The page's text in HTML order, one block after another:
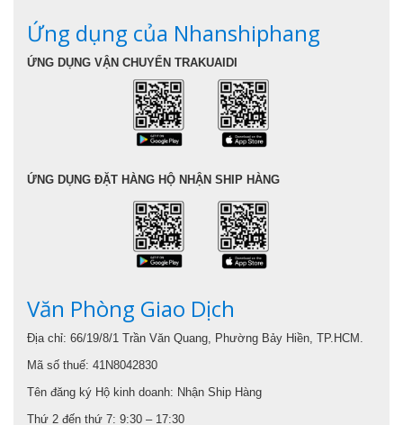
Ứng dụng của Nhanshiphang
ỨNG DỤNG VẬN CHUYỂN TRAKUAIDI
ỨNG DỤNG ĐẶT HÀNG HỘ NHẬN SHIP HÀNG
Văn Phòng Giao Dịch
Địa chỉ: 66/19/8/1 Trần Văn Quang, Phường Bảy Hiền, TP.HCM.
Mã số thuế: 41N8042830
Tên đăng ký Hộ kinh doanh: Nhận Ship Hàng
Thứ 2 đến thứ 7: 9:30 – 17:30